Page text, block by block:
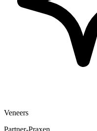
Veneers
Partner-Praxen